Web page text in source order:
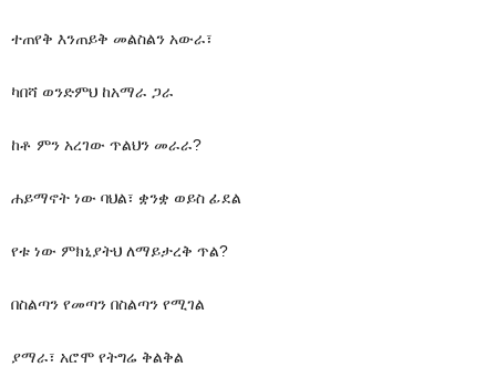
ተጠየቅ እንጠይቅ መልስልን አውራ፣
ካበሻ ወንድምህ ከአማራ ጋራ
ከቶ ምን አረገው ጥልህን መራራ?
ሐይማኖት ነው ባህል፣ ቋንቋ ወይስ ፊደል
የቱ ነው ምክኒያትህ ለማይታረቅ ጥል?
በስልጣን የመጣን በስልጣን የሚገል
ያማራ፣ አሮሞ የትግሬ ቅልቅል